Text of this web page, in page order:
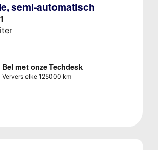
semi-automatisch
Bel met onze Techdesk
Ververs elke 125000 km